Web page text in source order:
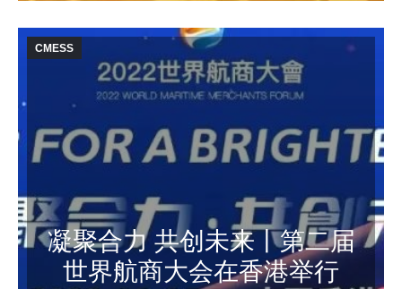
CMESS
凝聚合力 共创未来丨第二届
世界航商大会在香港举行